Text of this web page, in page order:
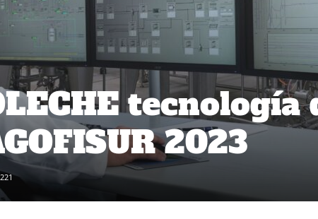
tecnología
2023
221